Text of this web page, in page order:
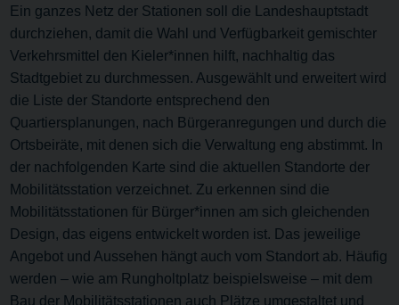
Ein ganzes Netz der Stationen soll die Landeshauptstadt
durchziehen, damit die Wahl und Verfügbarkeit gemischter
Verkehrsmittel den Kieler*innen hilft, nachhaltig das
Stadtgebiet zu durchmessen. Ausgewählt und erweitert wird
die Liste der Standorte entsprechend den
Quartiersplanungen, nach Bürgeranregungen und durch die
Ortsbeiräte, mit denen sich die Verwaltung eng abstimmt. In
der nachfolgenden Karte sind die aktuellen Standorte der
Mobilitätsstation verzeichnet. Zu erkennen sind die
Mobilitätsstationen für Bürger*innen am sich gleichenden
Design, das eigens entwickelt worden ist. Das jeweilige
Angebot und Aussehen hängt auch vom Standort ab. Häufig
werden – wie am Rungholtplatz beispielsweise – mit dem
Bau der Mobilitätsstationen auch Plätze umgestaltet und